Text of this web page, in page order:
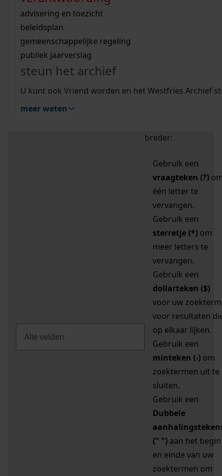
bouwvergunningen
omgevingsvergunningen
vergunningen
beeld en geluid
uitleg nodig?
Wij helpen u op weg met een aantal zoektips.
bekijk alle zoektips
Wij helpen u op weg met een aantal zoektips.
bekijk alle zoektips
bekijk ons geschiedenislokaal
advisering en toezicht
beleidsplan
gemeenschappelijke regeling
publiek jaarverslag
steun het archief
U kunt ook Vriend worden en het Westfries Archief
meer weten
zoektips
Mijn Studiezaal (inloggen)
uw zoekopdracht te
breder:
Gebruik een
vraagteken (?)
één letter te
vervangen.
Gebruik een
sterretje (*) om
meer letters te
vervangen.
Gebruik een
dollarteken ($)
voor uw zoekterm
voor resultaten
op elkaar lijken.
Gebruik een
minteken (-) om
zoektermen uit te
sluiten.
Gebruik een
Dubbele
(" ") aan het begin
en einde van uw
zoektermen om